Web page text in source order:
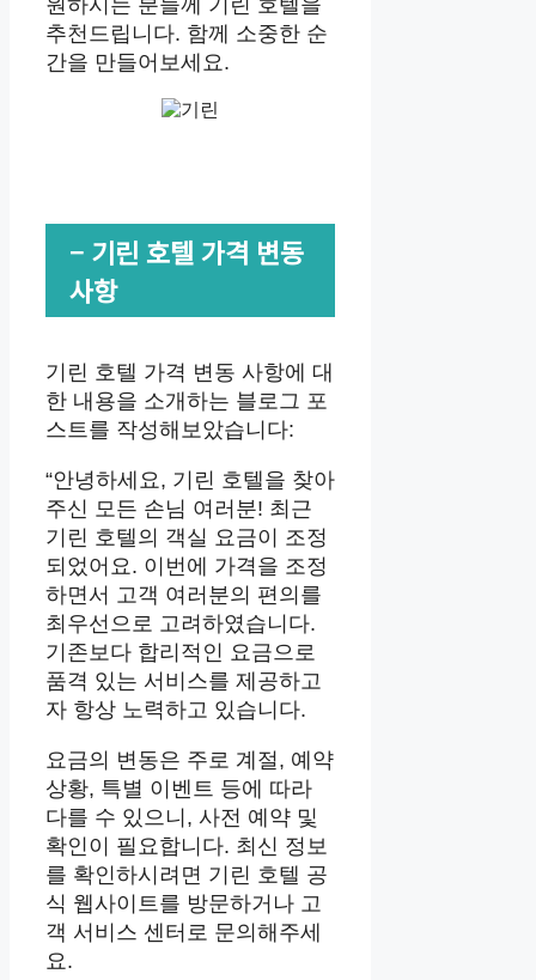
원하시는 분들께 기린 호텔을
추천드립니다. 함께 소중한 순
간을 만들어보세요.
– 기린 호텔 가격 변동
사항
기린 호텔 가격 변동 사항에 대
한 내용을 소개하는 블로그 포
스트를 작성해보았습니다:
“안녕하세요, 기린 호텔을 찾아
주신 모든 손님 여러분! 최근
기린 호텔의 객실 요금이 조정
되었어요. 이번에 가격을 조정
하면서 고객 여러분의 편의를
최우선으로 고려하였습니다.
기존보다 합리적인 요금으로
품격 있는 서비스를 제공하고
자 항상 노력하고 있습니다.
요금의 변동은 주로 계절, 예약
상황, 특별 이벤트 등에 따라
다를 수 있으니, 사전 예약 및
확인이 필요합니다. 최신 정보
를 확인하시려면 기린 호텔 공
식 웹사이트를 방문하거나 고
객 서비스 센터로 문의해주세
요.